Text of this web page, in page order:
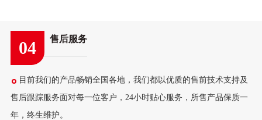
04 售后服务
目前我们的产品畅销全国各地，我们都以优质的售前技术支持及
售后跟踪服务面对每一位客户，24小时贴心服务，所售产品保质一
年，终生维护。